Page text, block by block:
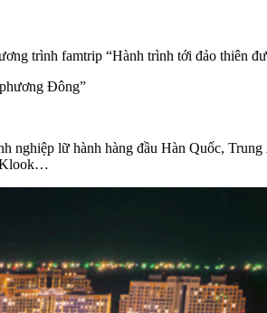
trình famtrip “Hành trình tới đảo thiên
Đông”
nghiệp lữ hành hàng đầu Hàn Quốc,
Klook…